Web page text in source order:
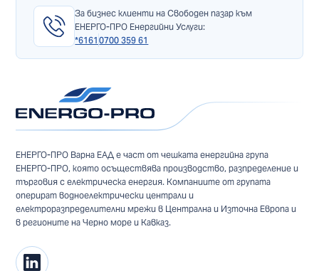
За бизнес клиенти на Свободен пазар към
ЕНЕРГО-ПРО Енергийни Услуги:
*6161 0700 359 61
ЕНЕРГО-ПРО Варна ЕАД е част от чешката енергийна група
ЕНЕРГО-ПРО, която осъществява производство, разпределение и
търговия с електрическа енергия. Компаниите от групата
оперират водноелектрически централи и
електроразпределителни мрежи в Централна и Източна Европа и
в регионите на Черно море и Кавказ.